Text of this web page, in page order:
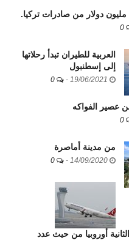
العربية للطيران تبدأ رحلاتها
إلى إسطنبول
-
عصير الفواكه
من مدينة أماصرة
-
أوروبيا من حيث عدد